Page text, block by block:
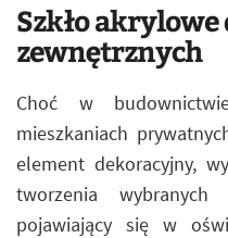
Szkło akrylowe
zewnętrznych
Choć w
mieszkaniach
element dekoracyjny,
tworzenia
pojawiający się w